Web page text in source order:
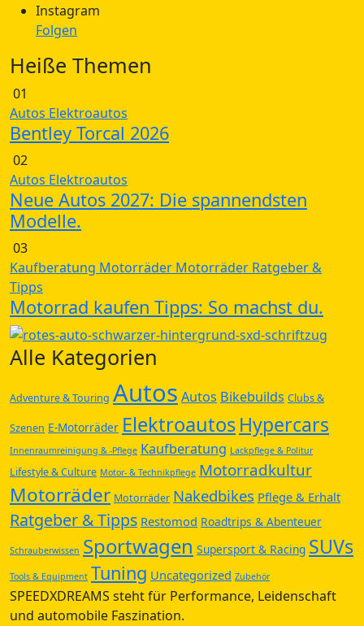
Instagram
Folgen
Heiße Themen
01
Autos Elektroautos
Bentley Torcal 2026
02
Autos Elektroautos
Neue Autos 2027: Die spannendsten
Modelle.
03
Kaufberatung Motorräder Motorräder Ratgeber &
Tipps
Motorrad kaufen Tipps: So machst du.
Alle Kategorien
Adventure & Touring Autos Autos Bikebuilds Clubs &
Szenen E-Motorräder ElektroautosHypercars
Innenraumreinigung & -Pflege Kaufberatung Lackpflege & Politur
Lifestyle & Culture Motor- & Technikpflege Motorradkultur
Motorräder Motorräder Nakedbikes Pflege & Erhalt
Ratgeber & Tipps Restomod Roadtrips & Abenteuer
Schrauberwissen Sportwagen Supersport & Racing SUVs
Tools & Equipment Tuning Uncategorized Zubehör
SPEEDXDREAMS steht für Performance, Leidenschaft
und automobile Faszination.